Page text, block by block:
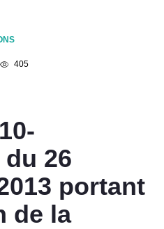
405
du 26
portant
de la